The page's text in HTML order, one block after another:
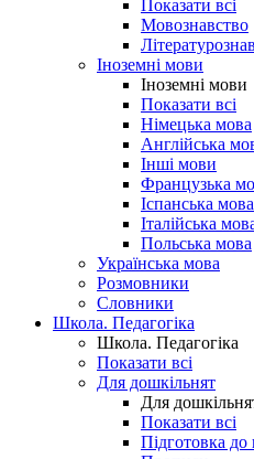
Показати всі
Мовознавство
Іноземні мови
Іноземні мови
Показати всі
Німецька мова
Англійська
Інші мови
Французька
Іспанська мова
Італійська
Польська мова
Українська мова
Розмовники
Словники
Школа. Педагогіка
Школа. Педагогіка
Показати всі
Для дошкільнят
Для
Показати всі
Підготовка